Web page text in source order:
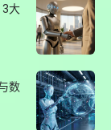
大
数